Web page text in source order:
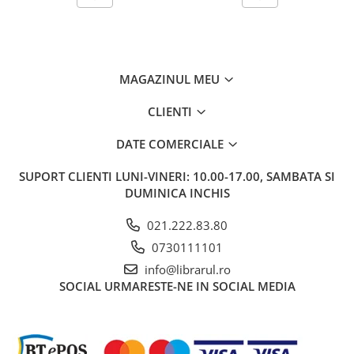
Carti de colorat pentru adulti
Casa, gradina
Istoria comunismului
MAGAZINUL MEU
CLIENTI
DATE COMERCIALE
SUPORT CLIENTI LUNI-VINERI: 10.00-17.00, SAMBATA SI
DUMINICA INCHIS
021.222.83.80
0730111101
info@librarul.ro
SOCIAL URMARESTE-NE IN SOCIAL MEDIA